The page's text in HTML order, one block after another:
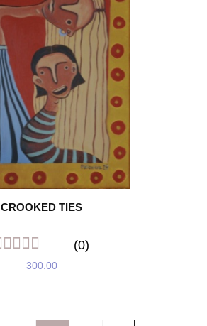
CROOKED TIES
(0)
300.00